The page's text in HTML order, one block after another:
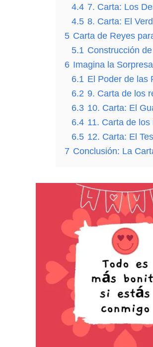
4.4 7. Carta: Los
4.5 8. Carta: El
5 Carta de Reyes
5.1 Construcción
6 Imagina la
6.1 El Poder de las
6.2 9. Carta de los
6.3 10. Carta: El
6.4 11. Carta de
6.5 12. Carta: El
7 Conclusión: La